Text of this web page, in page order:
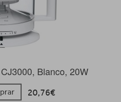
Blanco, 20W
20,76€